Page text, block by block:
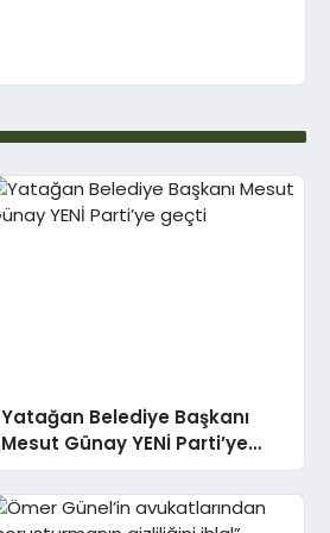
Yatağan Belediye Başkanı
Mesut Günay YENİ Parti’ye
geçti